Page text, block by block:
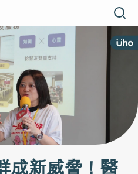
成新威脅！醫